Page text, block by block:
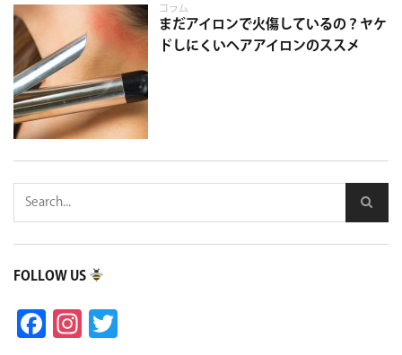
コラム
まだアイロンで火傷しているの？ヤケ
ドしにくいヘアアイロンのススメ
FOLLOW US
Facebook
Instagram